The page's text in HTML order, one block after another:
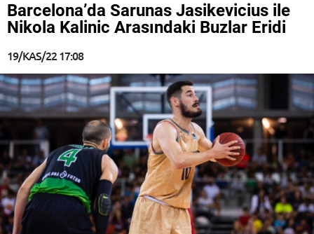
Barcelona’da Sarunas Jasikevicius ile
Nikola Kalinic Arasındaki Buzlar Eridi
19/KAS/22 17:08